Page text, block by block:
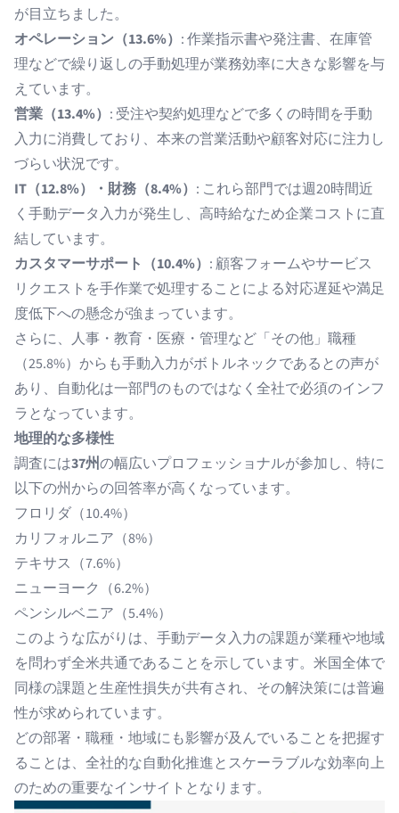
が目立ちました。
オペレーション（13.6%） : 作業指示書や発注書、在庫管
理などで繰り返しの手動処理が業務効率に大きな影響を与
えています。
営業（13.4%） : 受注や契約処理などで多くの時間を手動
入力に消費しており、本来の営業活動や顧客対応に注力し
づらい状況です。
IT（12.8%）・財務（8.4%） : これら部門では週20時間近
く手動データ入力が発生し、高時給なため企業コストに直
結しています。
カスタマーサポート（10.4%） : 顧客フォームやサービス
リクエストを手作業で処理することによる対応遅延や満足
度低下への懸念が強まっています。
さらに、人事・教育・医療・管理など「その他」職種
（25.8%）からも手動入力がボトルネックであるとの声が
あり、自動化は一部門のものではなく全社で必須のインフ
ラとなっています。
地理的な多様性
調査には37州の幅広いプロフェッショナルが参加し、特に
以下の州からの回答率が高くなっています。
フロリダ（10.4%）
カリフォルニア（8%）
テキサス（7.6%）
ニューヨーク（6.2%）
ペンシルベニア（5.4%）
このような広がりは、手動データ入力の課題が業種や地域
を問わず全米共通であることを示しています。米国全体で
同様の課題と生産性損失が共有され、その解決策には普遍
性が求められています。
どの部署・職種・地域にも影響が及んでいることを把握す
ることは、全社的な自動化推進とスケーラブルな効率向上
のための重要なインサイトとなります。